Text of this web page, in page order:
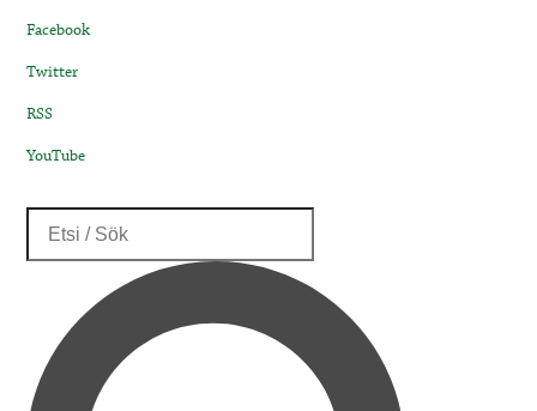
Facebook
Twitter
RSS
YouTube